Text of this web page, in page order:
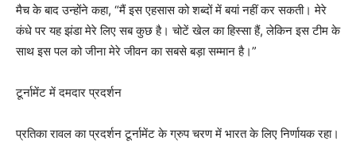
मैच के बाद उन्होंने कहा, “मैं इस एहसास को शब्दों में बयां नहीं कर सकती। मेरे
कंधे पर यह झंडा मेरे लिए सब कुछ है। चोटें खेल का हिस्सा हैं, लेकिन इस टीम के
साथ इस पल को जीना मेरे जीवन का सबसे बड़ा सम्मान है।”
टूर्नामेंट में दमदार प्रदर्शन
प्रतिका रावल का प्रदर्शन टूर्नामेंट के ग्रुप चरण में भारत के लिए निर्णायक रहा।